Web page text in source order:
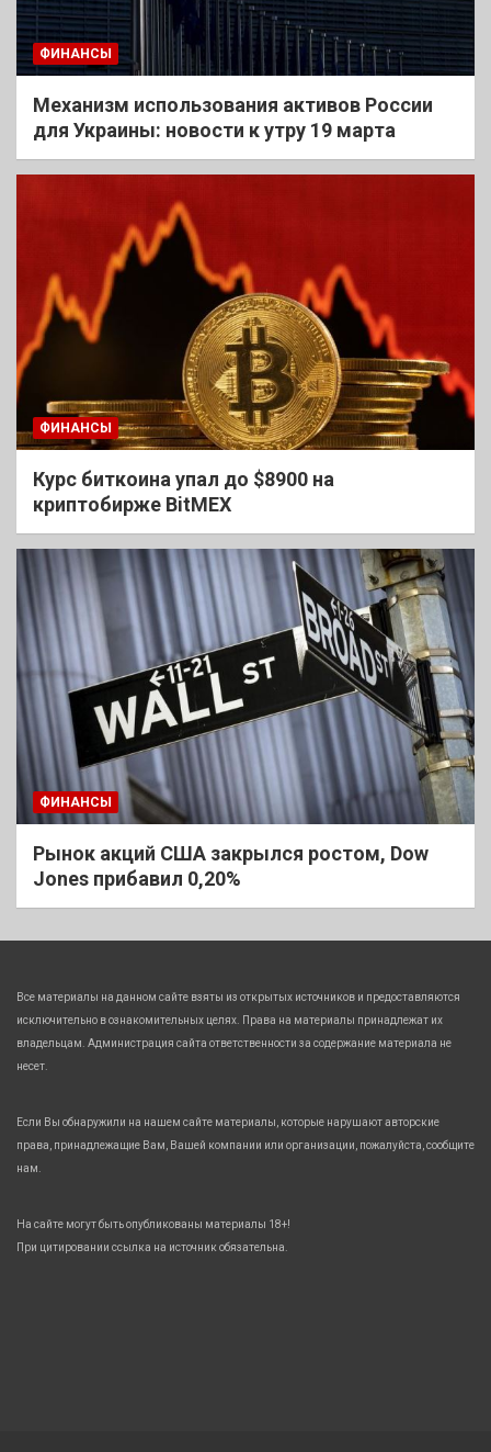
ФИНАНСЫ
Механизм использования активов России
для Украины: новости к утру 19 марта
ФИНАНСЫ
Курс биткоина упал до $8900 на
криптобирже BitMEX
ФИНАНСЫ
Рынок акций США закрылся ростом, Dow
Jones прибавил 0,20%
Все материалы на данном сайте взяты из открытых источников и предоставляются
исключительно в ознакомительных целях. Права на материалы принадлежат их
владельцам. Администрация сайта ответственности за содержание материала не
несет.
Если Вы обнаружили на нашем сайте материалы, которые нарушают авторские
права, принадлежащие Вам, Вашей компании или организации, пожалуйста, сообщите
нам.
На сайте могут быть опубликованы материалы 18+!
При цитировании ссылка на источник обязательна.